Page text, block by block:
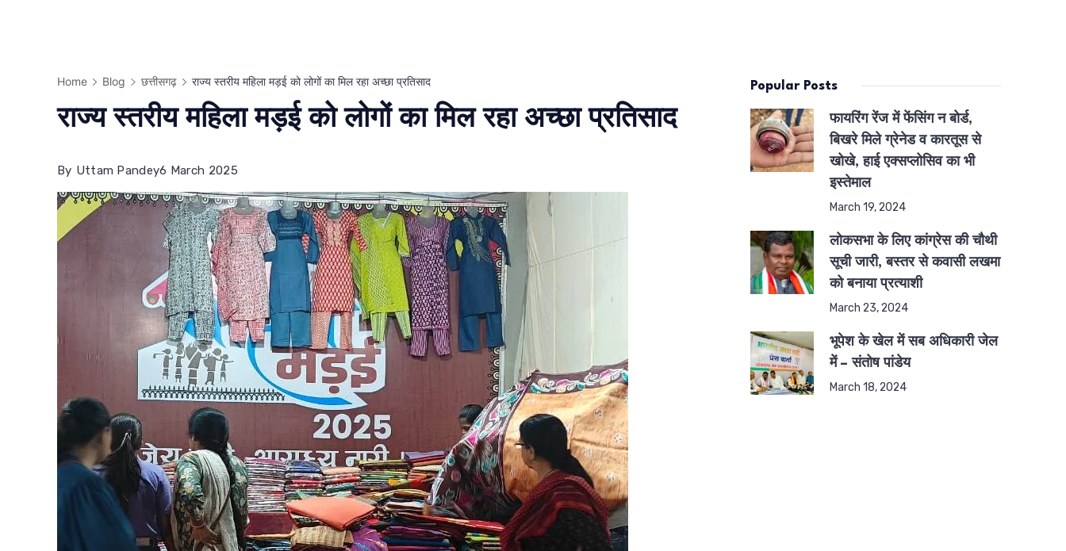
Home Blog छत्तीसगढ़ राज्य स्तरीय महिला मड़ई को लोगों का मिल रहा अच्छा प्रतिसाद
राज्य स्तरीय महिला मड़ई को लोगों का मिल रहा अच्छा प्रतिसाद
By Uttam Pandey6 March 2025
Popular Posts
फायरिंग रेंज में फेंसिंग न बोर्ड,
बिखरे मिले ग्रेनेड व कारतूस से
खोखे, हाई एक्सप्लोसिव का भी
इस्तेमाल
March 19, 2024
लोकसभा के लिए कांग्रेस की चौथी
सूची जारी, बस्तर से कवासी लखमा
को बनाया प्रत्याशी
March 23, 2024
भूपेश के खेल में सब अधिकारी जेल
में – संतोष पांडेय
March 18, 2024